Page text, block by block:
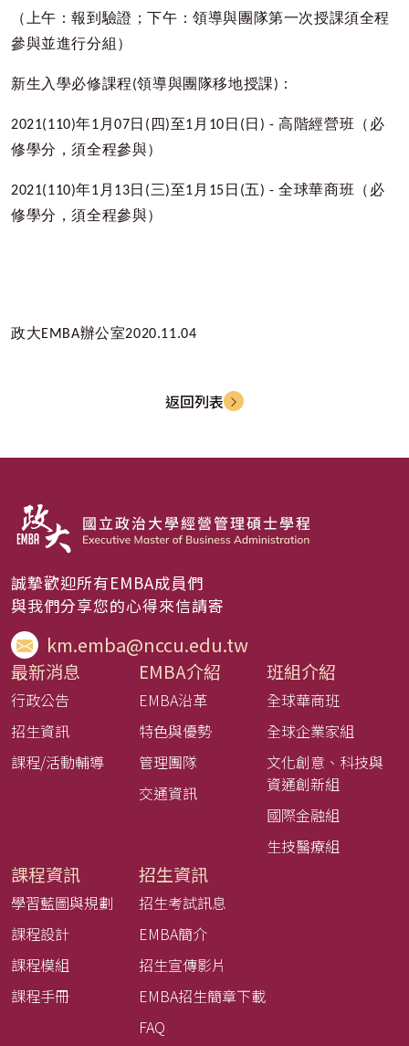
（上午：報到驗證；下午：領導與團隊第一次授課須全程
參與並進行分組）
新生入學必修課程(領導與團隊移地授課) ：
2021(110)年1月07日 ( 四)至1月 10 日 ( 日 ) - 高階經營班（必
修學分，須全程參與）
2021(110)年1月 13日 (三)至1月 15 日 (五) -全球華商班（必
修學分，須全程參與）
政大EMBA辦公室2020.11.04
返回列表
誠摯歡迎所有EMBA成員們
與我們分享您的心得來信請寄
km.emba@nccu.edu.tw
最新消息
行政公告
招生資訊
課程/活動輔導
EMBA介紹
EMBA沿革
特色與優勢
管理團隊
交通資訊
班組介紹
全球華商班
全球企業家組
文化創意、科技與
資通創新組
國際金融組
生技醫療組
課程資訊
學習藍圖與規劃
課程設計
課程模組
課程手冊
招生資訊
招生考試訊息
EMBA簡介
招生宣傳影片
EMBA招生簡章下載
FAQ